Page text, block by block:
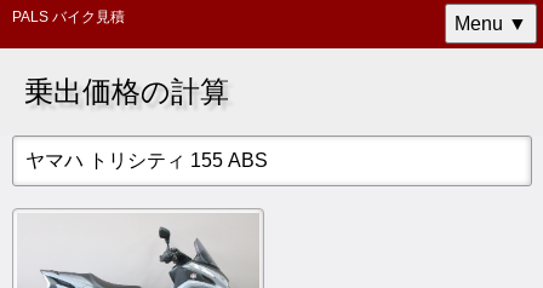
PALS バイク見積 Menu ▼
乗出価格の計算
ヤマハ トリシティ 155 ABS